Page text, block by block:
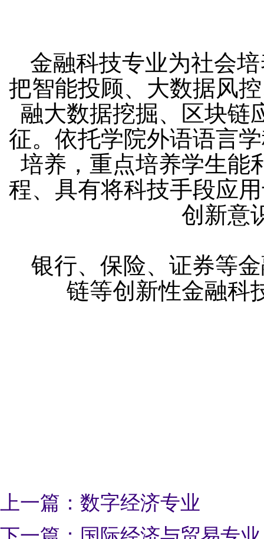
金融科技专业为社会
把智能投顾、大数据风
融大数据挖掘、区块链
征。依托学院外语语言
培养，重点培养学生能
程、具有将科技手段应
创新意
银行、保险、证券等
链等创新性金融科
上一篇：数字经济专业